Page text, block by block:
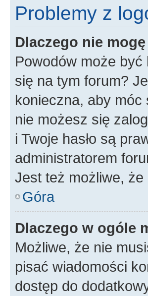
Problemy z
Dlaczego nie
Powodów może być
się na tym forum?
konieczna, aby móc
nie możesz się
i Twoje hasło są
administratorem
Jest też możliwe, że
Góra
Dlaczego w ogóle
Możliwe, że nie
pisać wiadomości
dostęp do